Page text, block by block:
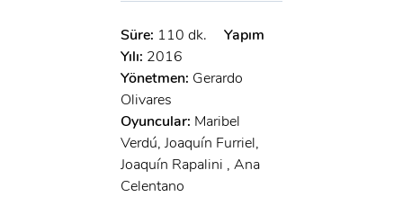
Süre: 110 dk.
Yapım
Yılı: 2016
Yönetmen: Gerardo
Olivares
Oyuncular: Maribel
Verdú, Joaquín Furriel,
Joaquín Rapalini , Ana
Celentano